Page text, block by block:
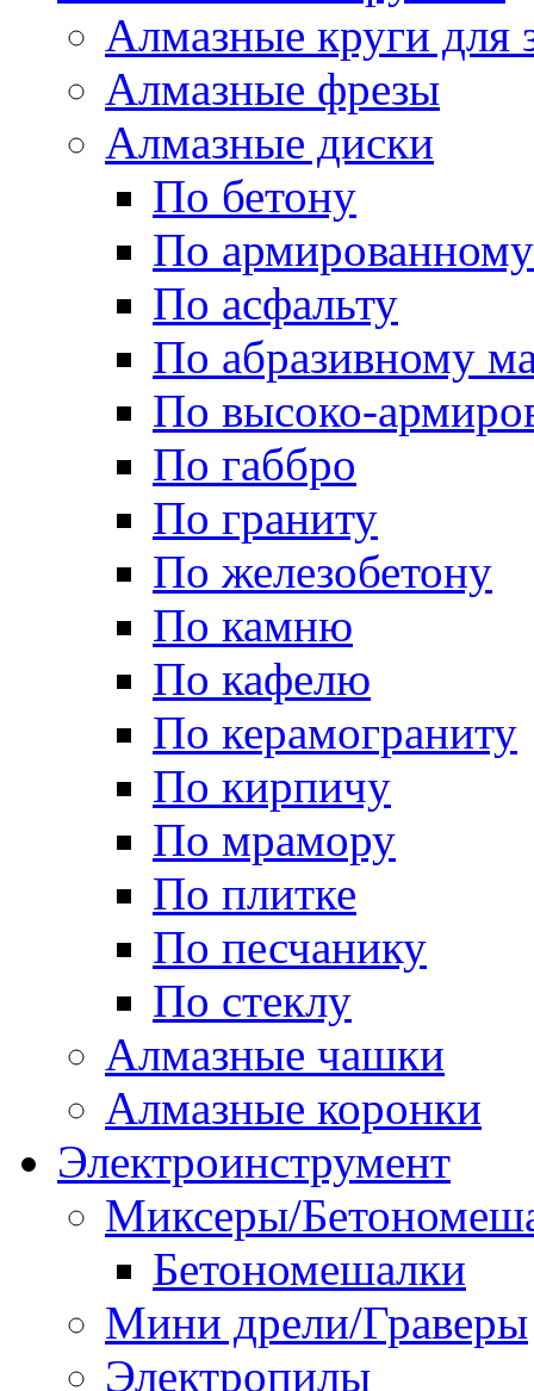
Алмазные круги для
Алмазные фрезы
Алмазные диски
По бетону
По
По асфальту
По абразивному
По высоко-
По габбро
По граниту
По железобетону
По камню
По кафелю
По керамограниту
По кирпичу
По мрамору
По плитке
По песчанику
По стеклу
Алмазные чашки
Алмазные коронки
Электроинструмент
Миксеры/
Бетономешалки
Мини дрели/Граверы
Электропилы